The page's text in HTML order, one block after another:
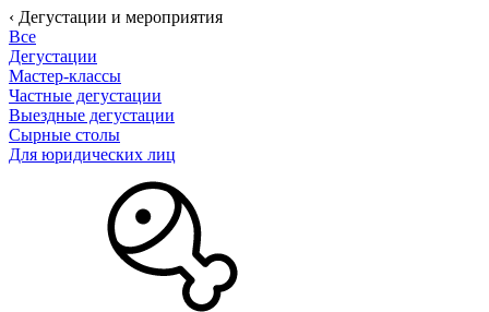
‹ Дегустации и мероприятия
Все
Дегустации
Мастер-классы
Частные дегустации
Выездные дегустации
Сырные столы
Для юридических лиц